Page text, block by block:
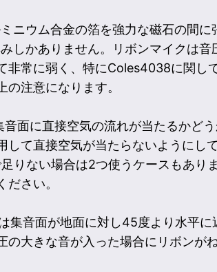
ニウム合金の箔を強力な磁石の間
しかありません。リボンマイクは
非常に弱く、特にColes4038に関し
注意になります。
面に直接空気の流れが当たるかど
して直接空気が当たらないようにして
りない場合は2つ使うケースもあり
さい。
集音面が地面に対し45度より水平に
の大きな音が入った場合にリボンが